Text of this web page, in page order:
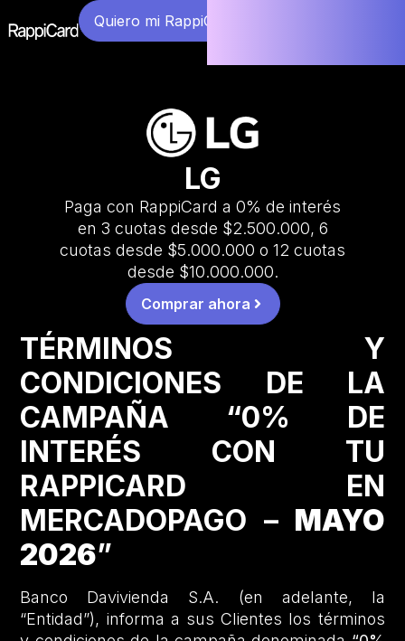
Quiero mi RappiCard
LG
Paga con RappiCard a 0% de interés
en 3 cuotas desde $2.500.000, 6
cuotas desde $5.000.000 o 12 cuotas
desde $10.000.000.
Comprar ahora
TÉRMINOS Y
CONDICIONES DE LA
CAMPAÑA “0% DE
INTERÉS CON TU
RAPPICARD EN
MERCADOPAGO – MAYO
2026”
Banco Davivienda S.A. (en adelante, la
“Entidad”), informa a sus Clientes los términos